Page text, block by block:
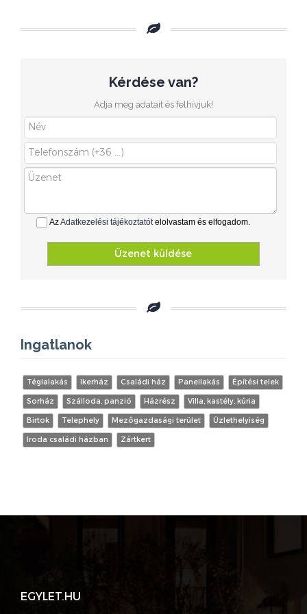
Kérdése van?
Adja meg adatait és felhívjuk!
AzAdatkezelési tájékoztatótelolvastam és elfogadom.
Üzenet küldése
Ingatlanok
Téglalakás Ikerház Családi ház Panellakás
Építési telek
Sorház
Szálloda, panzió Házrész
Villa, kastély, kúria
Birtok
Telephely Mezőgazdasági terület
Üzlethelyiség
Iroda családi házban
Zártkert
EGYLET.HU